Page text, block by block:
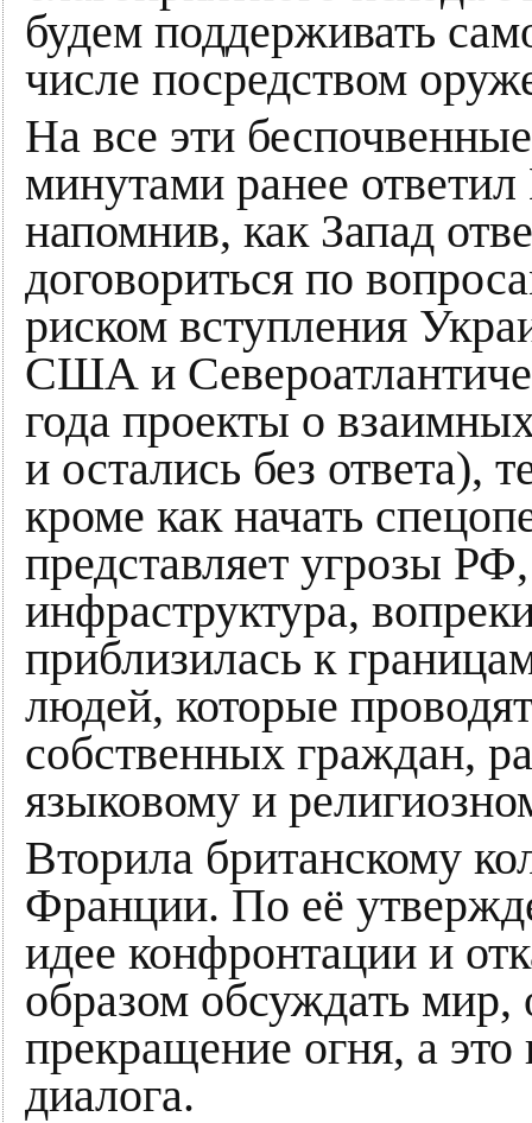
будем поддерживать
числе посредством
На все эти
минутами ранее
напомнив, как Запад
договориться по
риском вступления
США и
года проекты о
и остались без ответа),
кроме как начать
представляет угрозы
инфраструктура,
приблизилась к
людей, которые
собственных граждан,
языковому и
Вторила британскому
Франции. По её
идее конфронтации и
образом обсуждать мир,
прекращение огня, а
диалога.